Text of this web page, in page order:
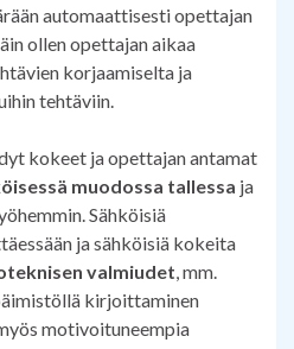
automaattisesti opettajan
ollen opettajan aikaa
korjaamiselta ja
tehtäviin.
kokeet ja opettajan antamat
muodossa tallessa ja
Sähköisiä
ja sähköisiä kokeita
valmiudet, mm.
kirjoittaminen
motivoituneempia